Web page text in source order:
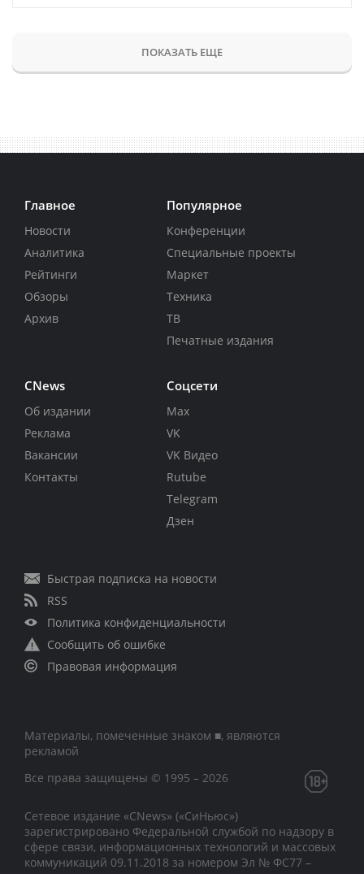
ПОКАЗАТЬ ЕЩЕ
Главное
Новости
Аналитика
Рейтинги
Обзоры
Архив
Популярное
Конференции
Специальные проекты
Маркет
Техника
ТВ
Печатные издания
CNews
Об издании
Реклама
Вакансии
Контакты
Соцсети
Max
VK
VK Видео
Rutube
Telegram
Дзен
Быстрая подписка на новости
RSS
Политика конфиденциальности
Сообщить об ошибке
Правовая информация
Материалы, помеченные знаком ■, являются
рекламой
Все права защищены © 1995 – 2026
Сетевое издание «CNews» («СиНьюс»)
зарегистрировано Федеральной службой по надзору в
сфере связи, информационных технологий и массовых
коммуникаций 09.11.2018 за номером Эл № ФС77 –